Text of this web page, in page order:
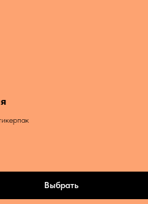
Выбрать